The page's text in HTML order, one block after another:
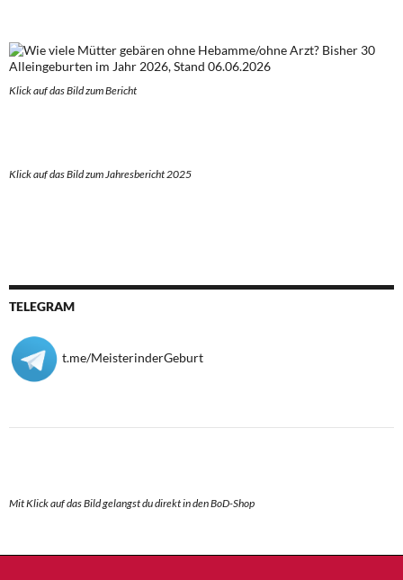
Klick auf das Bild zum Bericht
Klick auf das Bild zum Jahresbericht 2025
TELEGRAM
t.me/MeisterinderGeburt
Mit Klick auf das Bild gelangst du direkt in den BoD-Shop